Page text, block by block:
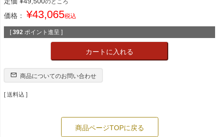
のところ
価格： ¥43,065税込
[ 392 ポイント進呈 ]
カートに入れる
商品についてのお問い合わせ
送料込
商品ページTOPに戻る